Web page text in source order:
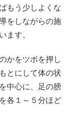
もう少しよくな
をしながらの施
ます。
かをツボを押し
とにして体の状
中心に、足の膀
各１～５分ほど